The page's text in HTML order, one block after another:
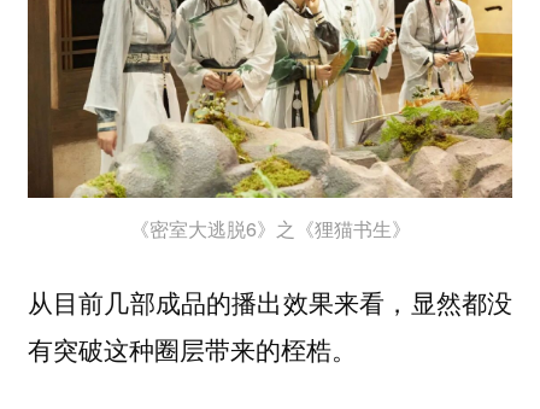
《密室大逃脱6》之《狸猫书生》
从目前几部成品的播出效果来看，显然都没
有突破这种圈层带来的桎梏。